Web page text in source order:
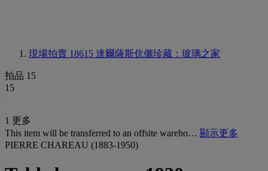
現場拍賣 18615 達爾薩斯伉儷珍藏：玻璃之家
拍品 15
15
1 更多
This item will be transferred to an offsite wareho… 顯示更多
PIERRE CHAREAU (1883-1950)